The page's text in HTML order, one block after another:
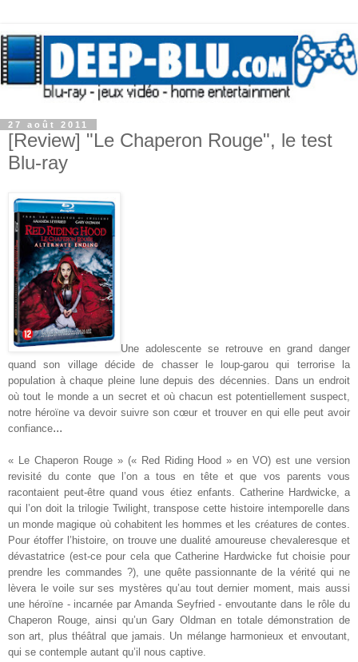
27 août 2011
[Review] "Le Chaperon Rouge", le test
Blu-ray
Une adolescente se retrouve en grand danger
quand son village décide de chasser le loup-garou qui terrorise la
population à chaque pleine lune depuis des décennies. Dans un endroit
où tout le monde a un secret et où chacun est potentiellement suspect,
notre héroïne va devoir suivre son cœur et trouver en qui elle peut avoir
confiance...
« Le Chaperon Rouge » (« Red Riding Hood » en VO) est une version
revisité du conte que l’on a tous en tête et que vos parents vous
racontaient peut-être quand vous étiez enfants. Catherine Hardwicke, a
qui l’on doit la trilogie Twilight, transpose cette histoire intemporelle dans
un monde magique où cohabitent les hommes et les créatures de contes.
Pour étoffer l’histoire, on trouve une dualité amoureuse chevaleresque et
dévastatrice (est-ce pour cela que Catherine Hardwicke fut choisie pour
prendre les commandes ?), une quête passionnante de la vérité qui ne
lèvera le voile sur ses mystères qu’au tout dernier moment, mais aussi
une héroïne - incarnée par Amanda Seyfried - envoutante dans le rôle du
Chaperon Rouge, ainsi qu’un Gary Oldman en totale démonstration de
son art, plus théâtral que jamais. Un mélange harmonieux et envoutant,
qui se contemple autant qu’il nous captive.